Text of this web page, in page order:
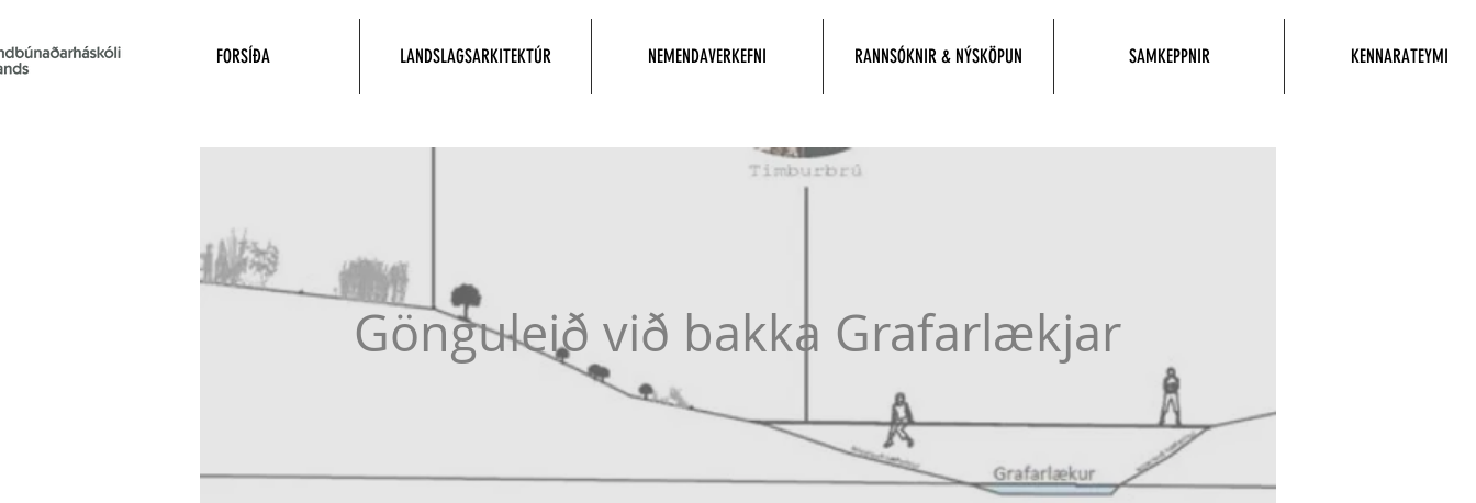
FORSÍÐA LANDSLAGSARKITEKTÚR NEMENDAVERKEFNI RANNSÓKNIR & NÝSKÖPUN SAMKEPPNIR KENNARATEYMI
Gönguleið við bakka Grafarlækjar